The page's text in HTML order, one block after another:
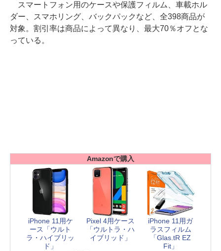
スマートフォン用のケースや保護フィルム、車載ホル
ダー、スマホリング、バックパックなど、全398商品が
対象。割引率は商品によって異なり、最大70％オフとな
っている。
Amazonで購入
iPhone 11用ケ
ース「ウルト
ラ・ハイブリッ
ド」
Pixel 4用ケース
「ウルトラ・ハ
イブリッド」
iPhone 11用ガ
ラスフィルム
「Glas.tR EZ
Fit」